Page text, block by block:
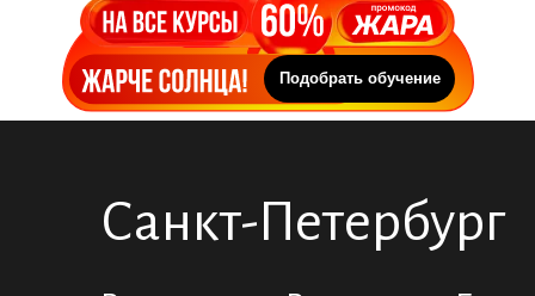
Подобрать обучение
Санкт-Петербург